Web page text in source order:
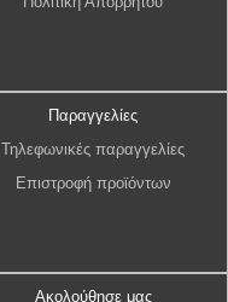
Παραγγελίες
Τηλεφωνικές παραγγελίες
Επιστροφή προϊόντων
Ακολούθησε μας